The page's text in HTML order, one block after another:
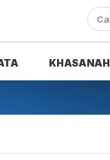
KHASANAH